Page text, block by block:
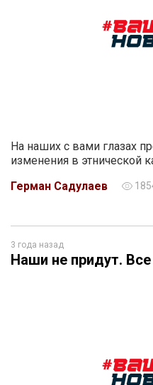
На наших с вами глазах
изменения в этнической
Герман Садулаев
3 года назад
Наши не придут.